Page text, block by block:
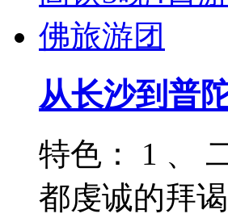
从长沙到普
特色： 1 、
都虔诚的拜